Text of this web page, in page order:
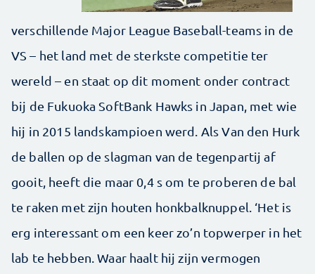
verschillende Major League Baseball-teams in de
VS – het land met de sterkste competitie ter
wereld – en staat op dit moment onder contract
bij de Fukuoka SoftBank Hawks in Japan, met wie
hij in 2015 landskampioen werd. Als Van den Hurk
de ballen op de slagman van de tegenpartij af
gooit, heeft die maar 0,4 s om te proberen de bal
te raken met zijn houten honkbalknuppel. ‘Het is
erg interessant om een keer zo’n topwerper in het
lab te hebben. Waar haalt hij zijn vermogen